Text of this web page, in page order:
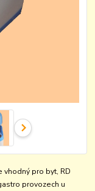
vhodný pro byt, RD
provozech u